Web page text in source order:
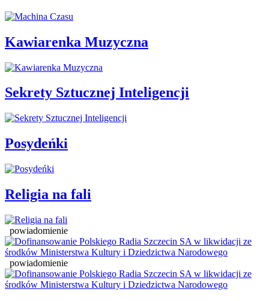
Kawiarenka Muzyczna
Sekrety Sztucznej Inteligencji
Posydeńki
Religia na fali
powiadomienie
powiadomienie